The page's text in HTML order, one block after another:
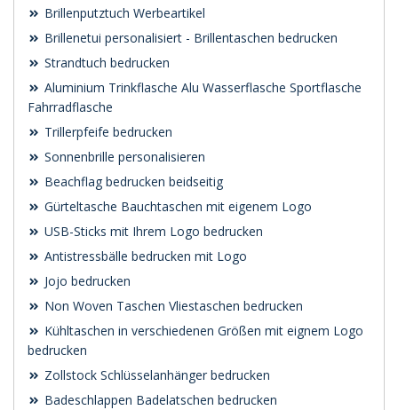
Brillenputztuch Werbeartikel
Brillenetui personalisiert - Brillentaschen bedrucken
Strandtuch bedrucken
Aluminium Trinkflasche Alu Wasserflasche Sportflasche
Fahrradflasche
Trillerpfeife bedrucken
Sonnenbrille personalisieren
Beachflag bedrucken beidseitig
Gürteltasche Bauchtaschen mit eigenem Logo
USB-Sticks mit Ihrem Logo bedrucken
Antistressbälle bedrucken mit Logo
Jojo bedrucken
Non Woven Taschen Vliestaschen bedrucken
Kühltaschen in verschiedenen Größen mit eignem Logo
bedrucken
Zollstock Schlüsselanhänger bedrucken
Badeschlappen Badelatschen bedrucken